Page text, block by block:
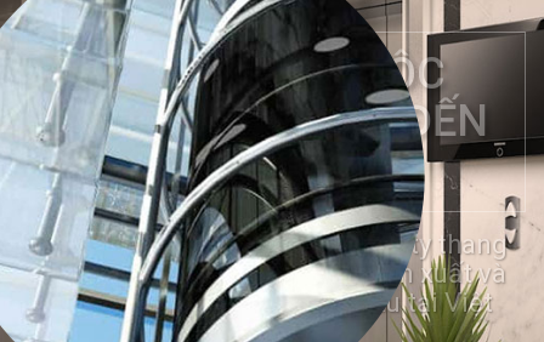
CHẤT LƯỢNG CÔNG
TRÌNH LUÔN ĐẢM BẢO
Với đội ngủ kỷ thuật cao và giàu kinh
nghiệm. Thang máy Lộc Máy luôn
mang đến chất lượng công trình luôn
cao.